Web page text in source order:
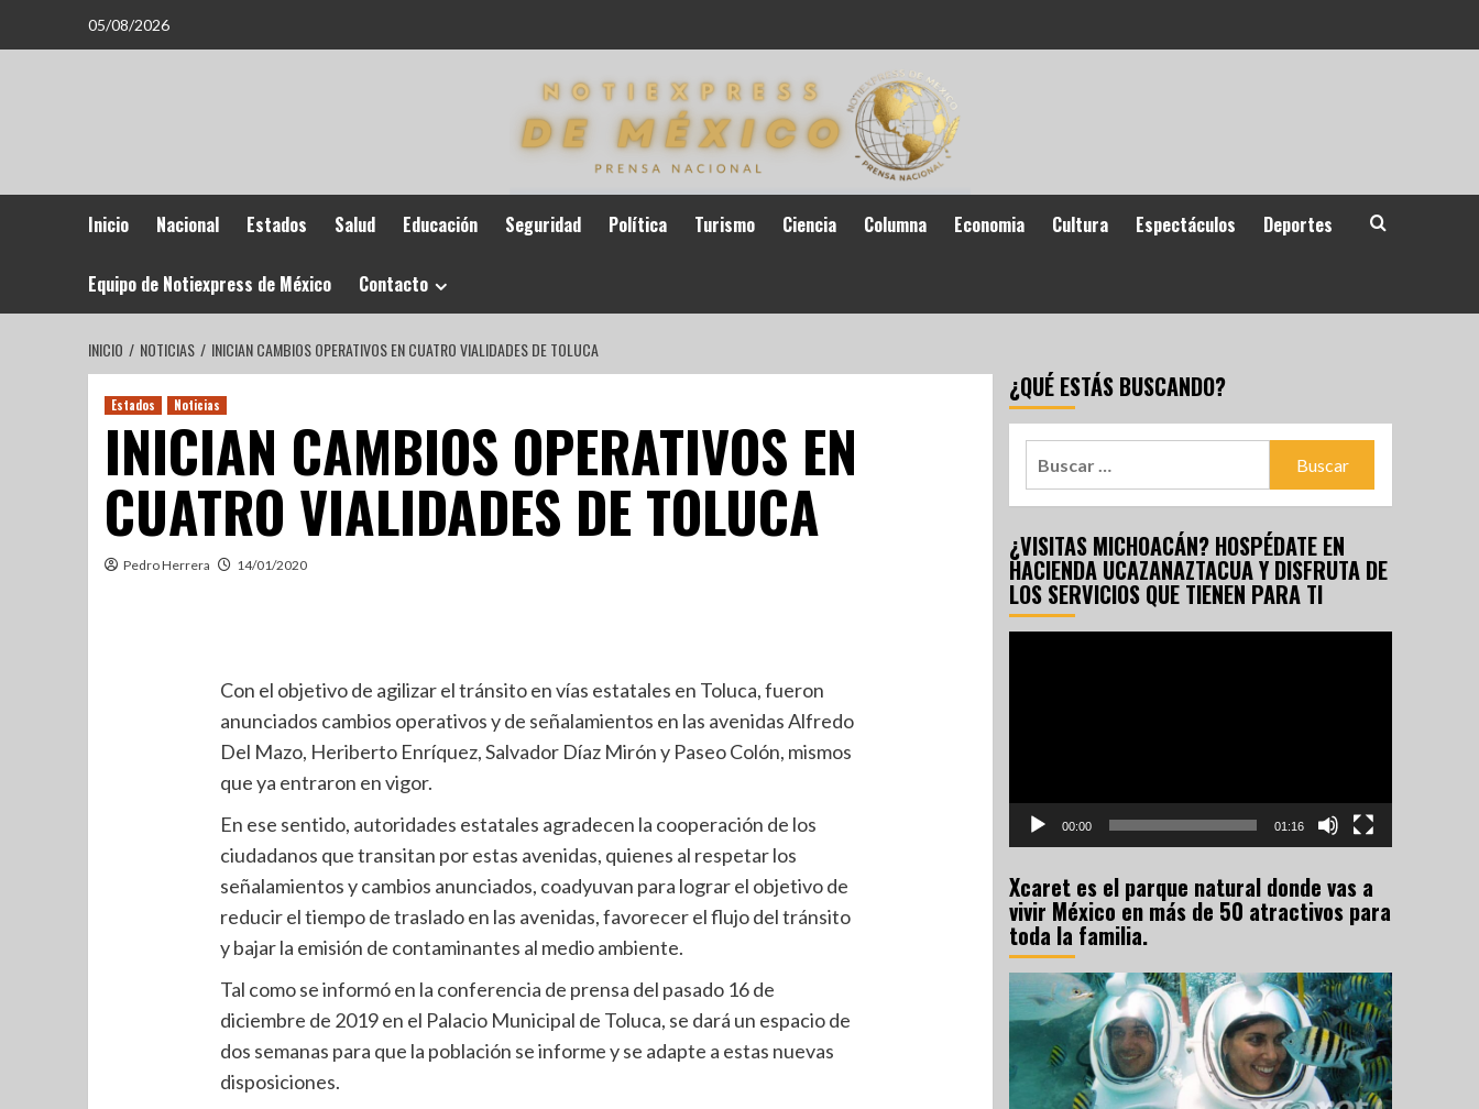
05/08/2026
Inicio Nacional Estados Salud Educación Seguridad Política Turismo Ciencia Columna Economia Cultura Espectáculos Deportes
Equipo de Notiexpress de México Contacto
INICIO NOTICIAS INICIAN CAMBIOS OPERATIVOS EN CUATRO VIALIDADES DE TOLUCA
Estados Noticias
INICIAN CAMBIOS OPERATIVOS EN
CUATRO VIALIDADES DE TOLUCA
Pedro Herrera 14/01/2020
Con el objetivo de agilizar el tránsito en vías estatales en Toluca, fueron
anunciados cambios operativos y de señalamientos en las avenidas Alfredo
Del Mazo, Heriberto Enríquez, Salvador Díaz Mirón y Paseo Colón, mismos
que ya entraron en vigor.
En ese sentido, autoridades estatales agradecen la cooperación de los
ciudadanos que transitan por estas avenidas, quienes al respetar los
señalamientos y cambios anunciados, coadyuvan para lograr el objetivo de
reducir el tiempo de traslado en las avenidas, favorecer el flujo del tránsito
y bajar la emisión de contaminantes al medio ambiente.
Tal como se informó en la conferencia de prensa del pasado 16 de
diciembre de 2019 en el Palacio Municipal de Toluca, se dará un espacio de
dos semanas para que la población se informe y se adapte a estas nuevas
disposiciones.
¿QUÉ ESTÁS BUSCANDO?
¿VISITAS MICHOACÁN? HOSPÉDATE EN
HACIENDA UCAZANAZTACUA Y DISFRUTA DE
LOS SERVICIOS QUE TIENEN PARA TI
00:00 01:16
Xcaret es el parque natural donde vas a
vivir México en más de 50 atractivos para
toda la familia.